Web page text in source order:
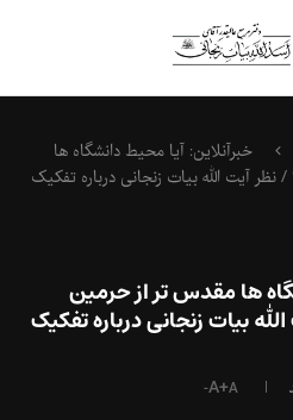
خبرآنلاین: آیا محیط دانشگاه ها
آیت الله بیات زنجانی درباره تفکیک
ها مقدس تر از حرمین
بیات زنجانی درباره تفکیک
A+A-